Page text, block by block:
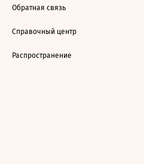
Обратная связь
Справочный центр
Распространение